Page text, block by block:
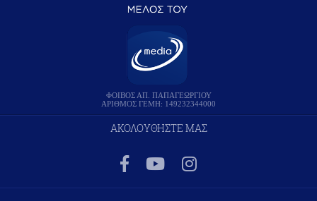
ΦΟΙΒΟΣ ΑΠ. ΠΑΠΑΓΕΩΡΓΙΟΥ
ΑΡΙΘΜΟΣ ΓΕΜΗ: 149232344000
ΑΚΟΛΟΥΘΗΣΤΕ ΜΑΣ